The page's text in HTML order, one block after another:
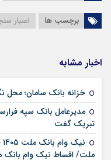
برچسب ها اعتبار
اخبار مشابه
خزانه بانک سامان؛ محل
مدیرعامل بانک سپه
تبریک گفت
ملت/ اقساط نیک وام